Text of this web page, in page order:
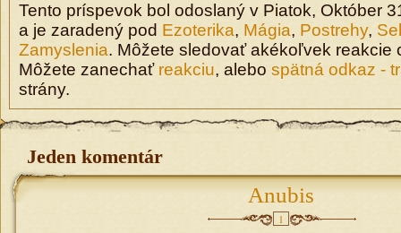
Tento príspevok bol odoslaný v Piatok, Október
a je zaradený pod Ezoterika, Mágia, Postrehy,
Zamyslenia. Môžete sledovať akékoľvek reakcie
Môžete zanechať reakciu, alebo spätná odkaz -
strány.
Jeden komentár
Anubis
1